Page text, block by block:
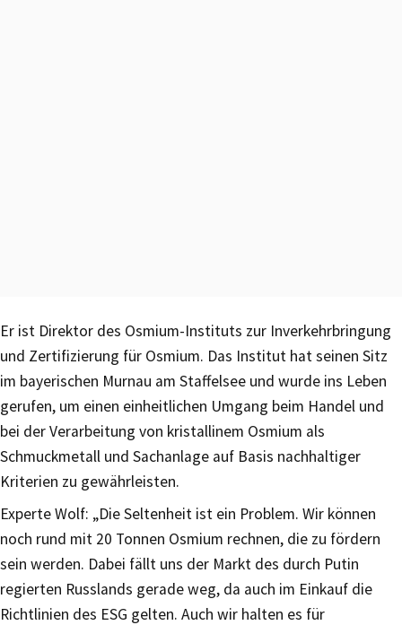
Er ist Direktor des Osmium-Instituts zur Inverkehrbringung
und Zertifizierung für Osmium. Das Institut hat seinen Sitz
im bayerischen Murnau am Staffelsee und wurde ins Leben
gerufen, um einen einheitlichen Umgang beim Handel und
bei der Verarbeitung von kristallinem Osmium als
Schmuckmetall und Sachanlage auf Basis nachhaltiger
Kriterien zu gewährleisten.
Experte Wolf: „Die Seltenheit ist ein Problem. Wir können
noch rund mit 20 Tonnen Osmium rechnen, die zu fördern
sein werden. Dabei fällt uns der Markt des durch Putin
regierten Russlands gerade weg, da auch im Einkauf die
Richtlinien des ESG gelten. Auch wir halten es für